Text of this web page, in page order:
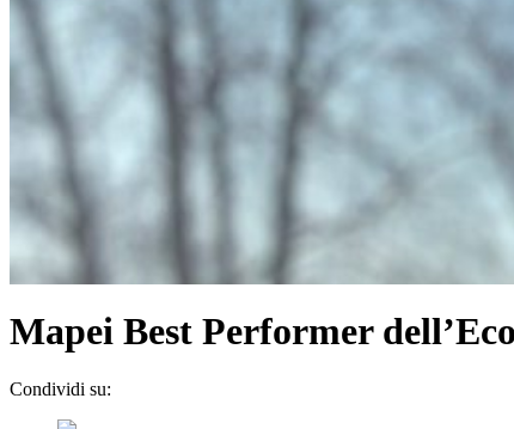
Mapei Best Performer
Condividi su: